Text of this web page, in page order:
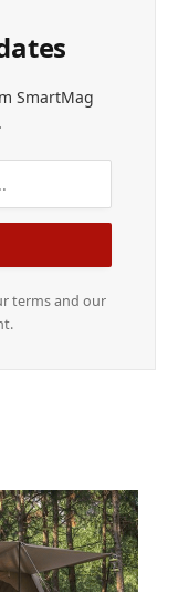
SmartMag
terms and our